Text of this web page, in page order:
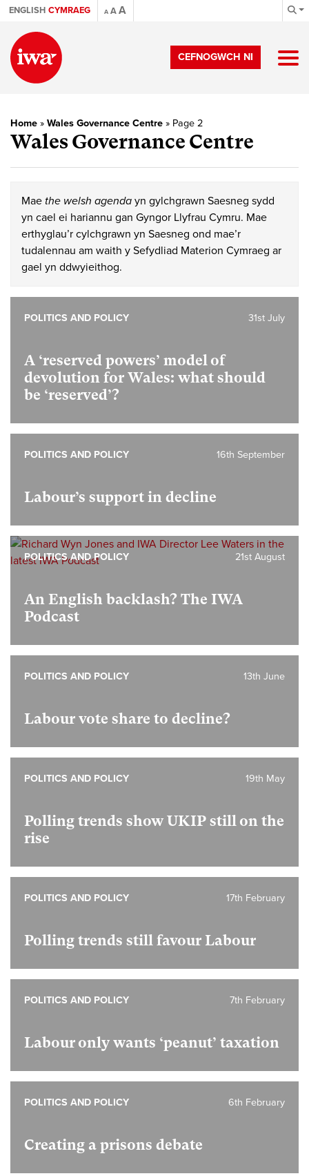
ENGLISH CYMRAEG A AA
CEFNOGWCH NI
Home » Wales Governance Centre » Page 2
Wales Governance Centre
Mae the welsh agenda yn gylchgrawn Saesneg sydd
yn cael ei hariannu gan Gyngor Llyfrau Cymru. Mae
erthyglau’r cylchgrawn yn Saesneg ond mae’r
tudalennau am waith y Sefydliad Materion Cymraeg ar
gael yn ddwyieithog.
A ‘reserved powers’ model of
devolution for Wales: what should
be ‘reserved’?
31st July
POLITICS AND POLICY
Labour’s support in decline
16th September
POLITICS AND POLICY
An English backlash? The IWA
Podcast
21st August
POLITICS AND POLICY
Labour vote share to decline?
13th June
POLITICS AND POLICY
Polling trends show UKIP still on the
rise
19th May
POLITICS AND POLICY
Polling trends still favour Labour
17th February
POLITICS AND POLICY
Labour only wants ‘peanut’ taxation
7th February
POLITICS AND POLICY
Creating a prisons debate
6th February
POLITICS AND POLICY